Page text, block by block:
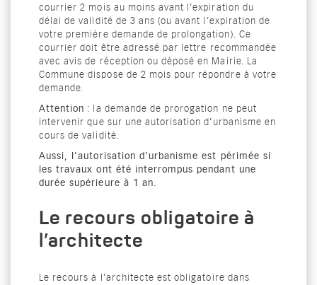
courrier 2 mois au moins avant l’expiration du
délai de validité de 3 ans (ou avant l’expiration de
votre première demande de prolongation). Ce
courrier doit être adressé par lettre recommandée
avec avis de réception ou déposé en Mairie. La
Commune dispose de 2 mois pour répondre à votre
demande.
Attention : la demande de prorogation ne peut
intervenir que sur une autorisation d’urbanisme en
cours de validité.
Aussi, l’autorisation d’urbanisme est périmée si
les travaux ont été interrompus pendant une
durée supérieure à 1 an.
Le recours obligatoire à
l’architecte
Le recours à l’architecte est obligatoire dans